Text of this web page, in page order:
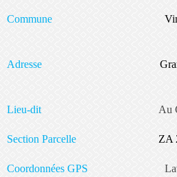
Commune
Adresse
Lieu-ditAu
Section ParcelleZA
Coordonnées GPS